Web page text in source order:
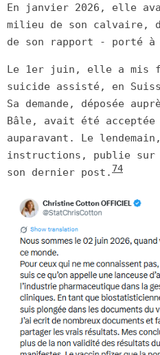
En janvier 2026, elle
milieu de son calvaire,
de son rapport - porté à
Le 1er juin, elle a mis
suicide assisté, en
Sa demande, déposée
Bâle, avait été acceptée
auparavant. Le
instructions, publie sur
son dernier post. 74